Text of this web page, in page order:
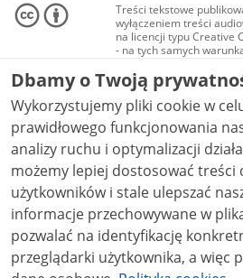
Treści tekstowe
wyłączeniem treści
na licencji typu Creative
- na tych samych
Materiały
audio i wideo, są
Creative Commons:
niekomercyjne - bez
NC-ND 4.0), o ile nie jest
Dbamy o Twoją
Wykorzystujemy pliki cookie w
prawidłowego funkcjonowania
analizy ruchu i optymalizacji działania
możemy lepiej dostosować treści
użytkowników i stale ulepszać nasze usługi.
informacje przechowywane w
pozwalać na identyfikację
przeglądarki użytkownika, a więc